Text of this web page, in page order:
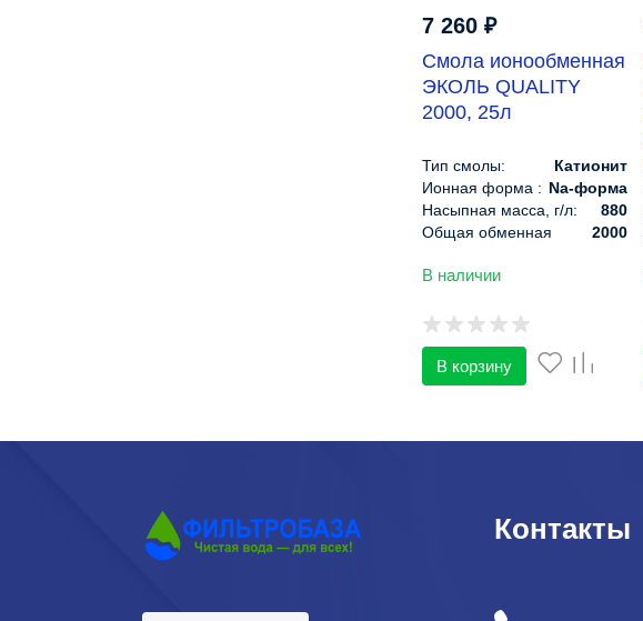
7 260 ₽
Смола ионообменная
ЭКОЛЬ QUALITY
2000, 25л
Тип смолы:
Катионит
Ионная форма : Na-форма
Насыпная масса, г/л:
880
Общая обменная
2000
Рабочая
В наличии
В корзину
Контакты